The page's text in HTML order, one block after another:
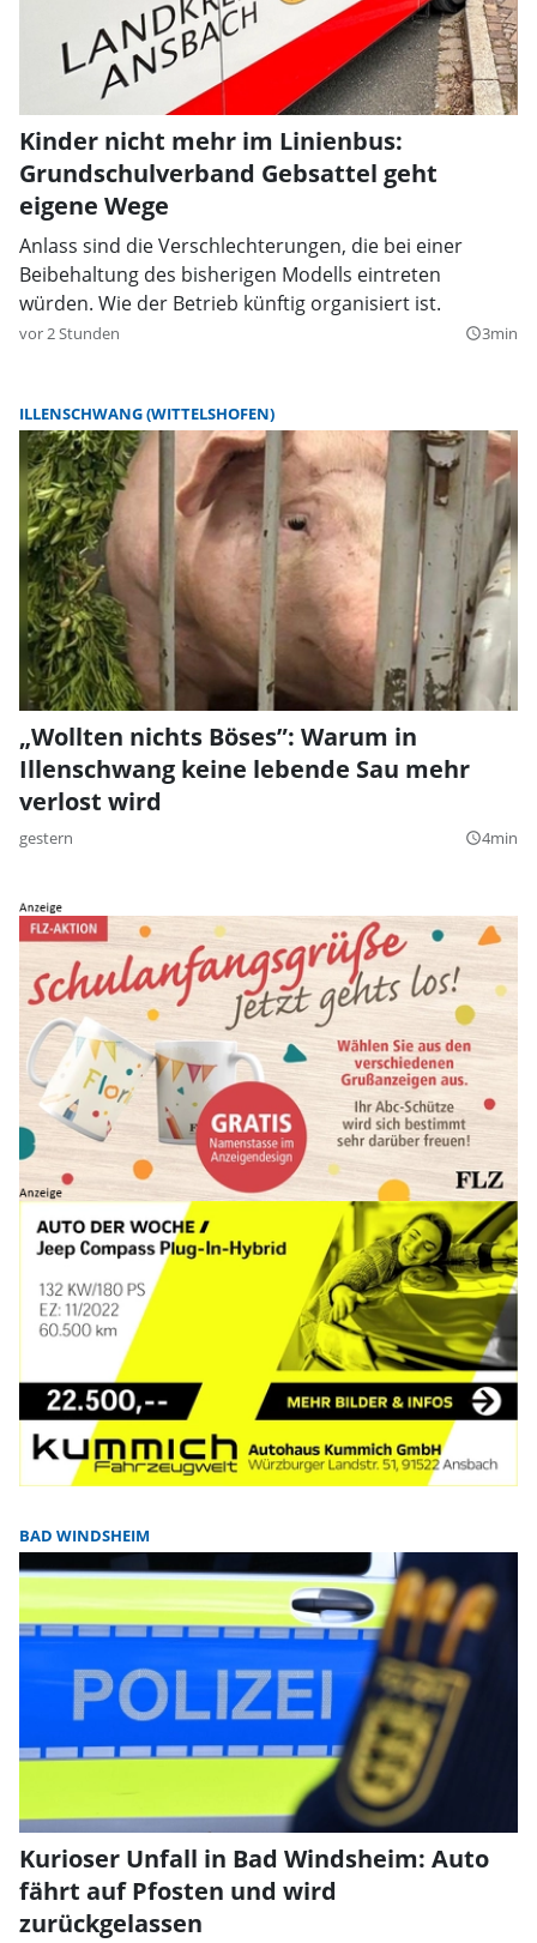
Kinder nicht mehr im Linienbus:
Grundschulverband Gebsattel geht
eigene Wege
Anlass sind die Verschlechterungen, die bei einer
Beibehaltung des bisherigen Modells eintreten
würden. Wie der Betrieb künftig organisiert ist.
vor 2 Stunden query_builder3min
ILLENSCHWANG (WITTELSHOFEN)
„Wollten nichts Böses”: Warum in
Illenschwang keine lebende Sau mehr
verlost wird
gestern query_builder4min
BAD WINDSHEIM
Kurioser Unfall in Bad Windsheim: Auto
fährt auf Pfosten und wird
zurückgelassen